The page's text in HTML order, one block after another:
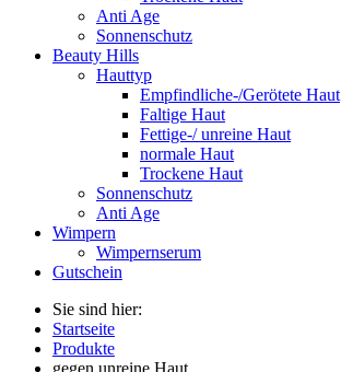
Anti Age
Sonnenschutz
Beauty Hills
Hauttyp
Empfindliche-/Gerötete Haut
Faltige Haut
Fettige-/ unreine Haut
normale Haut
Trockene Haut
Sonnenschutz
Anti Age
Wimpern
Wimpernserum
Gutschein
Sie sind hier:
Startseite
Produkte
gegen unreine Haut